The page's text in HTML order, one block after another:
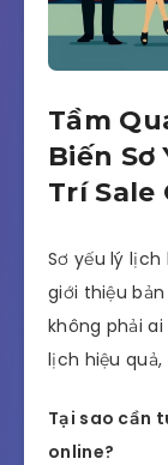
Tầm
Biến Sơ
Trí Sale
Sơ yếu lý
giới thiệu
không phải
lịch hiệu
Tại sao cần
online?